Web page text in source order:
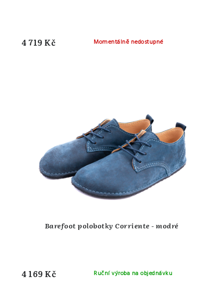
Momentálně nedostupné
4 719 Kč
Barefoot polobotky Corriente - modré
Ruční výroba na objednávku
4 169 Kč